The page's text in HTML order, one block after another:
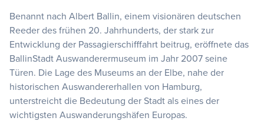
Benannt nach Albert Ballin, einem visionären deutschen
Reeder des frühen 20. Jahrhunderts, der stark zur
Entwicklung der Passagierschifffahrt beitrug, eröffnete das
BallinStadt Auswanderermuseum im Jahr 2007 seine
Türen. Die Lage des Museums an der Elbe, nahe der
historischen Auswandererhallen von Hamburg,
unterstreicht die Bedeutung der Stadt als eines der
wichtigsten Auswanderungshäfen Europas.